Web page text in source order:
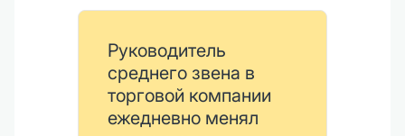
Руководитель
среднего звена в
торговой компании
ежедневно менял